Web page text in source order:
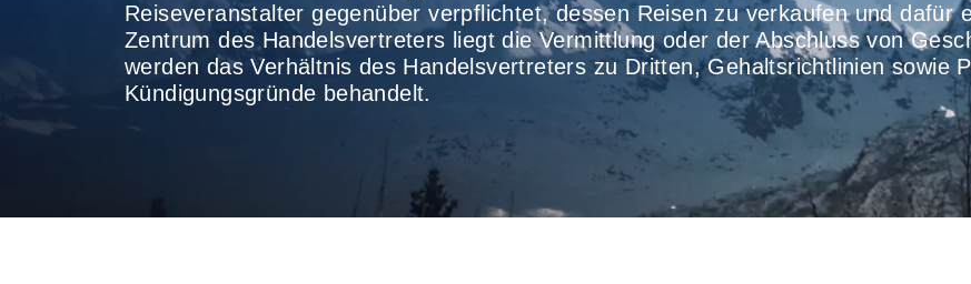
Reiseveranstalter gegenüber verpflichtet, dessen Reisen zu verkaufen und dafür
Zentrum des Handelsvertreters liegt die Vermittlung oder der Abschluss von
werden das Verhältnis des Handelsvertreters zu Dritten, Gehaltsrichtlinien sowie
Kündigungsgründe behandelt.